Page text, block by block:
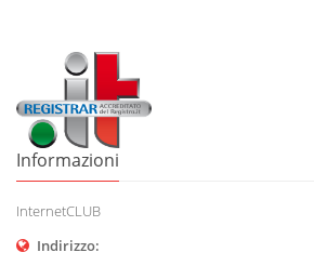
Informazioni
InternetCLUB
Indirizzo: